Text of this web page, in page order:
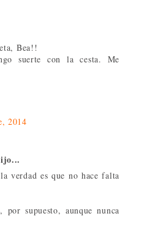
Bea!!
suerte con la cesta. Me
2014
verdad es que no hace falta
supuesto, aunque nunca